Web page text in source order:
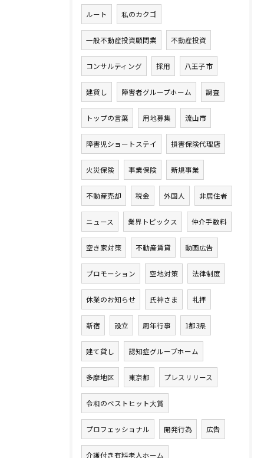
ルート 私のカクゴ
一般不動産投資顧問業 不動産投資
コンサルティング 採用 八王子市
建貸し 障害者グループホーム 調査
トップの言葉 用地募集 流山市
障害児ショートステイ 損害保険代理店
火災保険 事業保険 新規事業
不動産売却 税金 外国人 非居住者
ニュース 業界トピックス 仲介手数料
空き家対策 不動産賃貸 動画広告
プロモーション 空地対策 法律制度
休業のお知らせ 氏神さま 礼拝
新宿 設立 周年行事 1都3県
建て貸し 認知症グループホーム
多摩地区 東京都 プレスリリース
令和のベストヒット大賞
プロフェッショナル 開発行為 広告
介護付き有料老人ホーム